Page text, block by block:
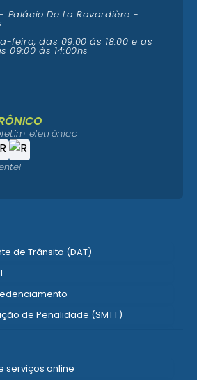
de Trânsito (DAT)
de Penalidade (SMTT)
serviços online
- Palácio De La Ravardière -
feira, das 09:00 ás 18:00 e as
09:00 às 14:00hs
eletrônico